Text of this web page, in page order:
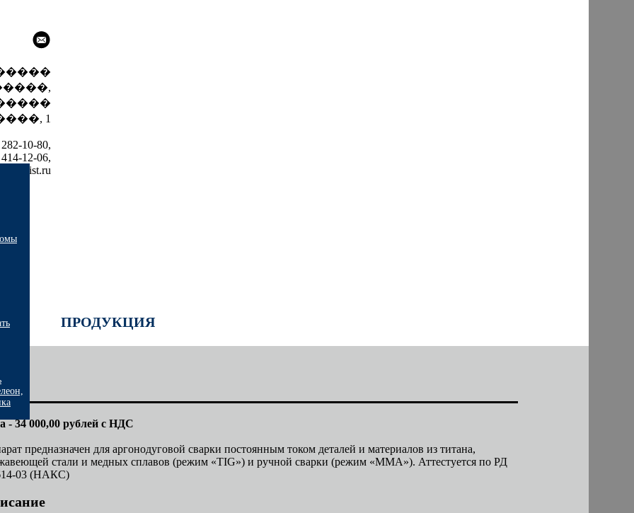
1
10-80,
12-06,
ПРОДУКЦИЯ
- 34 000,00 рублей с НДС
предназначен для аргонодуговой сварки постоянным током деталей и материалов из титана,
стали и медных сплавов (режим «TIG») и ручной сварки (режим «ММА»). Аттестуется по РД
03 (НАКС)